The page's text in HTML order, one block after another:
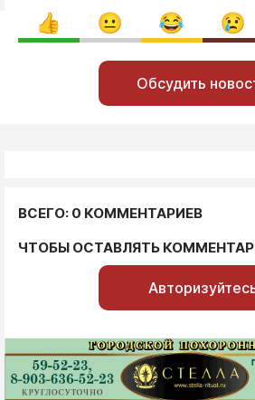
Обсудить
ВСЕГО: 0 КОММЕНТАРИЕВ
ЧТОБЫ ОСТАВЛЯТЬ